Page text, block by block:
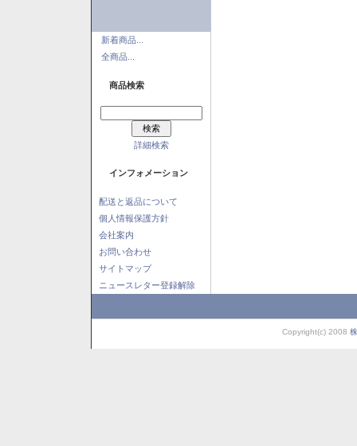
新着商品...
全商品...
商品検索
詳細検索
インフォメーション
配送と返品について
個人情報保護方針
会社案内
お問い合わせ
サイトマップ
ニュースレター登録解除
Copyright(c) 2008